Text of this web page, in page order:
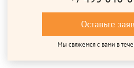
Оставьте
Мы свяжемся с вами в